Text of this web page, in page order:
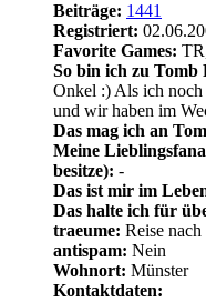
Beiträge: 1441
Registriert:
Favorite Games:
So bin ich zu Tomb
Onkel :) Als ich noch
und wir haben im
Das mag ich an
Meine
besitze): -
Das ist mir im
Das halte ich für
traeume: Reise
antispam: Nein
Wohnort: Münster
Kontaktdaten: